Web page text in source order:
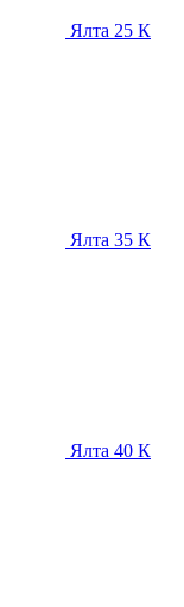
Ялта 25 К
Ялта 35 К
Ялта 40 К